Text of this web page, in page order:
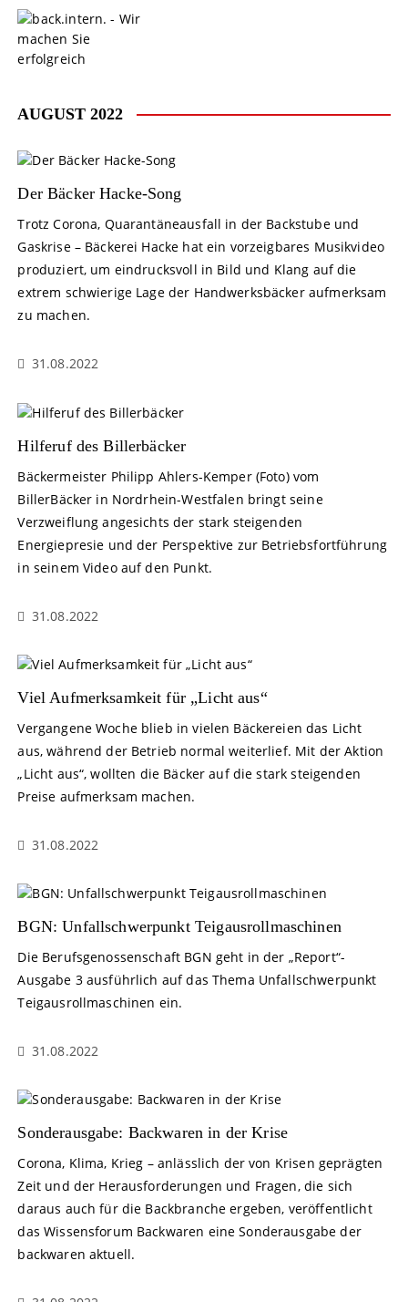
AUGUST 2022
Der Bäcker Hacke-Song
Trotz Corona, Quarantäneausfall in der Backstube und
Gaskrise – Bäckerei Hacke hat ein vorzeigbares Musikvideo
produziert, um eindrucksvoll in Bild und Klang auf die
extrem schwierige Lage der Handwerksbäcker aufmerksam
zu machen.
31.08.2022
Hilferuf des Billerbäcker
Bäckermeister Philipp Ahlers-Kemper (Foto) vom
BillerBäcker in Nordrhein-Westfalen bringt seine
Verzweiflung angesichts der stark steigenden
Energiepresie und der Perspektive zur Betriebsfortführung
in seinem Video auf den Punkt.
31.08.2022
Viel Aufmerksamkeit für „Licht aus“
Vergangene Woche blieb in vielen Bäckereien das Licht
aus, während der Betrieb normal weiterlief. Mit der Aktion
„Licht aus“, wollten die Bäcker auf die stark steigenden
Preise aufmerksam machen.
31.08.2022
BGN: Unfallschwerpunkt Teigausrollmaschinen
Die Berufsgenossenschaft BGN geht in der „Report“-
Ausgabe 3 ausführlich auf das Thema Unfallschwerpunkt
Teigausrollmaschinen ein.
31.08.2022
Sonderausgabe: Backwaren in der Krise
Corona, Klima, Krieg – anlässlich der von Krisen geprägten
Zeit und der Herausforderungen und Fragen, die sich
daraus auch für die Backbranche ergeben, veröffentlicht
das Wissensforum Backwaren eine Sonderausgabe der
backwaren aktuell.